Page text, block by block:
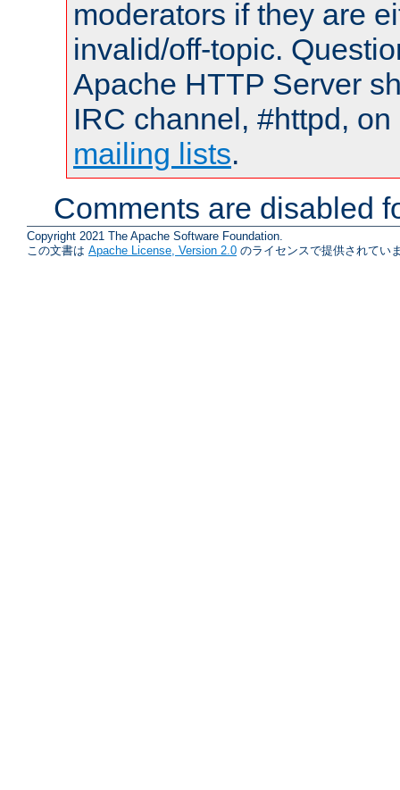
moderators if they are
invalid/off-topic.
Apache HTTP Server
IRC channel, #httpd,
mailing lists.
Comments are disabled
Copyright 2021 The Apache Software Foundation.
この文書は Apache License, Version 2.0 のライセンスで提供されてい